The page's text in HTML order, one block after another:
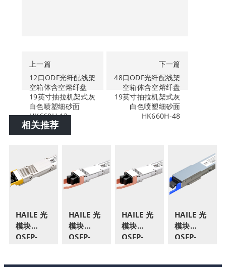
上一篇
12口ODF光纤配线架
空箱体含空熔纤盘
19英寸抽拉机架式灰
白色喷塑细砂面
HK660H-12
下一篇
48口ODF光纤配线架
空箱体含空熔纤盘
19英寸抽拉机架式灰
白色喷塑细砂面
HK660H-48
相关推荐
HAILE 光
模块
OSFP-
HAILE 光
模块
OSFP-
HAILE 光
模块
OSFP-
HAILE 光
模块
QSFP-